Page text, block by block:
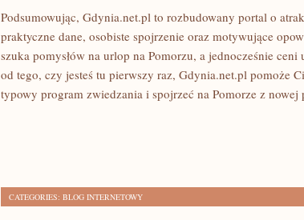
Podsumowując, Gdynia.net.pl to rozbudowany portal o
praktyczne dane, osobiste spojrzenie oraz motywujące
szuka pomysłów na urlop na Pomorzu, a jednocześnie
od tego, czy jesteś tu pierwszy raz, Gdynia.net.pl pomoże
typowy program zwiedzania i spojrzeć na Pomorze z nowej
CATEGORIES: BLOG INTERNETOWY